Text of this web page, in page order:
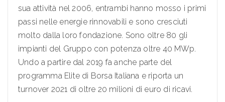
sua attività nel 2006, entrambi hanno mosso i primi
passi nelle energie rinnovabili e sono cresciuti
molto dalla loro fondazione. Sono oltre 80 gli
impianti del Gruppo con potenza oltre 40 MWp.
Undo a partire dal 2019 fa anche parte del
programma Elite di Borsa Italiana e riporta un
turnover 2021 di oltre 20 milioni di euro di ricavi.